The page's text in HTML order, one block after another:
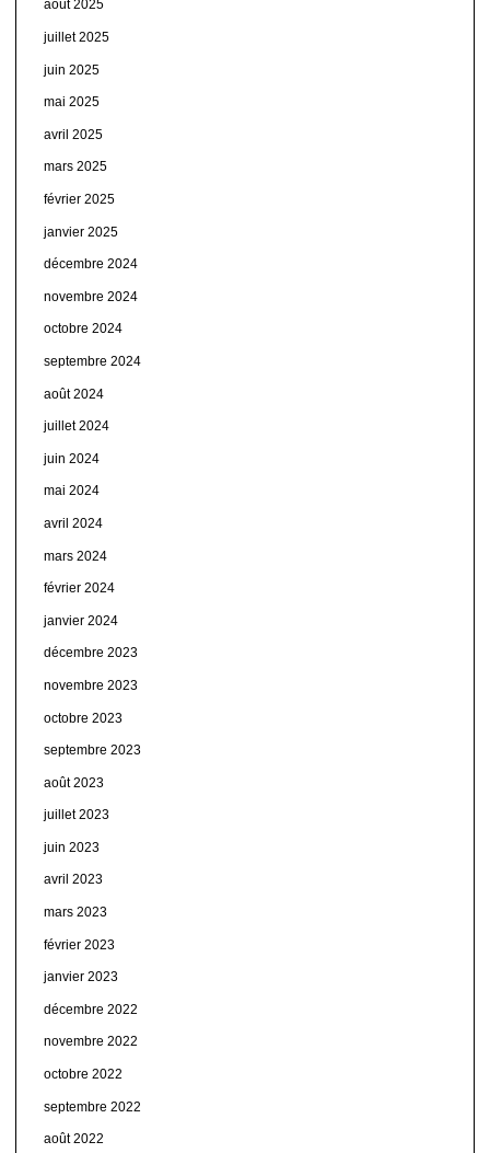
août 2025
juillet 2025
juin 2025
mai 2025
avril 2025
mars 2025
février 2025
janvier 2025
décembre 2024
novembre 2024
octobre 2024
septembre 2024
août 2024
juillet 2024
juin 2024
mai 2024
avril 2024
mars 2024
février 2024
janvier 2024
décembre 2023
novembre 2023
octobre 2023
septembre 2023
août 2023
juillet 2023
juin 2023
avril 2023
mars 2023
février 2023
janvier 2023
décembre 2022
novembre 2022
octobre 2022
septembre 2022
août 2022